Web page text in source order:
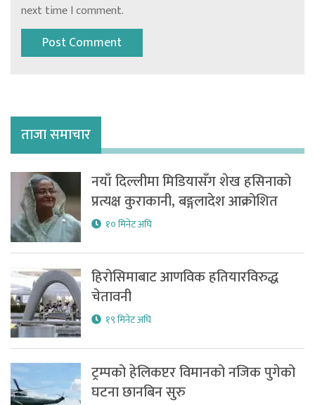
next time I comment.
ताजा समाचार
नयाँ दिल्लीमा मिडियासँग शेख हसिनाको
प्रत्यक्ष कुराकानी, बङ्गलादेश आक्रोशित
१० मिनेट अघि
हिरोसिमाबाट आणविक हतियारविरुद्ध
चेतावनी
१९ मिनेट अघि
ट्रम्पको हेलिकप्टर विमानको नजिक पुगेको
घटना छानबिन सुरु